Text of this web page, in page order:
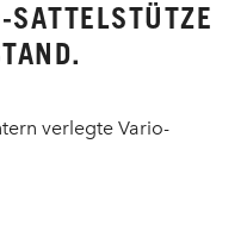
verlegte Vario-